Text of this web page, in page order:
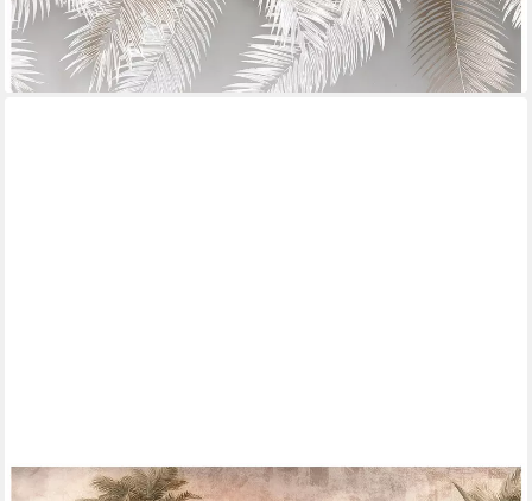
69,99 €
lieferbar - in 4-5 Werktagen bei dir
WALLARENA